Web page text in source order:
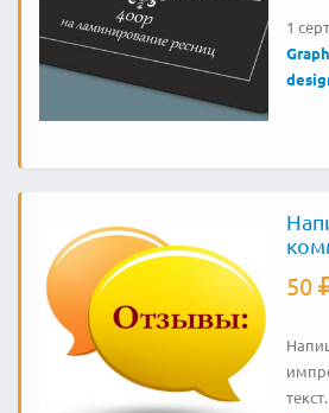
1
50
текст.